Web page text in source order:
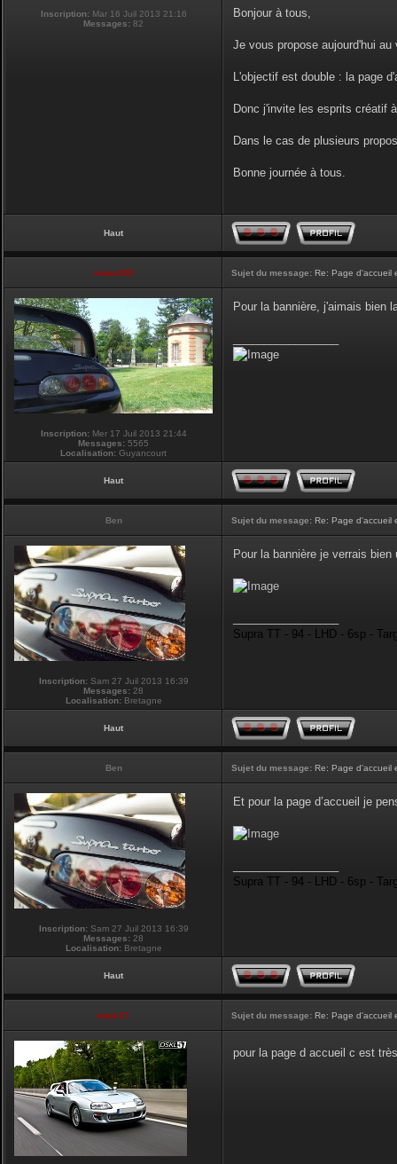
Inscription: Mar 16 Juil 2013 21:16
Messages: 82
Bonjour à tous,
Je vous propose aujourd'hui
L'objectif est double : la page
Donc j'invite les esprits créatif
Dans le cas de plusieurs
Bonne journée à tous.
Haut
vmax330 Sujet du message: Re: Page d'accueil
Inscription:Mer 17 Juil 2013 21:44
Messages: 5565
Localisation: Guyancourt
Pour la bannière, j'aimais bien
Haut
Ben Sujet du message: Re: Page d'accueil
Inscription:Sam 27 Juil 2013 16:39
Messages: 28
Localisation:Bretagne
Pour la bannière je verrais
Supra TT - 94 - LHD - 6sp -
Haut
Ben Sujet du message: Re: Page d'accueil
Inscription:Sam 27 Juil 2013 16:39
Messages: 28
Localisation:Bretagne
Et pour la page d’accueil je
Supra TT - 94 - LHD - 6sp -
Haut
touti-17 Sujet du message: Re: Page d'accueil
pour la page d accueil c est